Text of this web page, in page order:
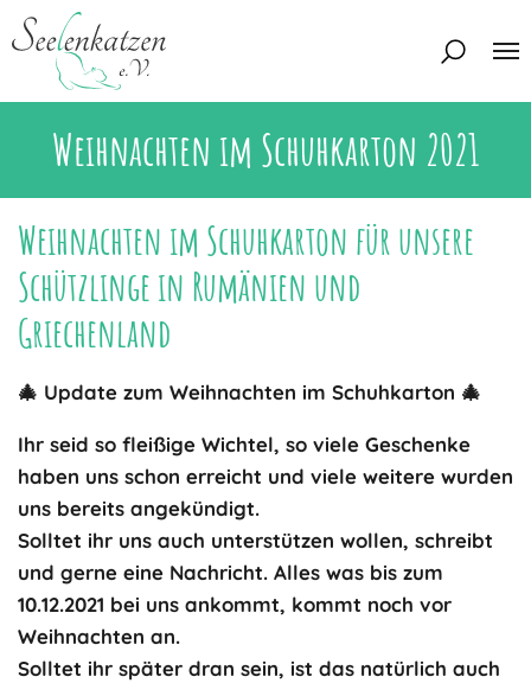
Über uns
Unsere Tierschützer
Unsere Satzung
Mitglied werden
Katzen
Eine Katze adoptieren
Interessentenbogen
Zuhause gefunden
Regenbogenbrücke
Adoptantenberichte
Infos rund um die Katze
Interessentenbogen
Kontaktformular
FAQ
Blog
Weihnachten im Schuhkarton 2021
Weihnachten im Schuhkarton für unsere
Schützlinge in Rumänien und
Griechenland
🎄 Update zum Weihnachten im Schuhkarton 🎄
Ihr seid so fleißige Wichtel, so viele Geschenke
haben uns schon erreicht und viele weitere wurden
uns bereits angekündigt.
Solltet ihr uns auch unterstützen wollen, schreibt
und gerne eine Nachricht. Alles was bis zum
10.12.2021 bei uns ankommt, kommt noch vor
Weihnachten an.
Solltet ihr später dran sein, ist das natürlich auch